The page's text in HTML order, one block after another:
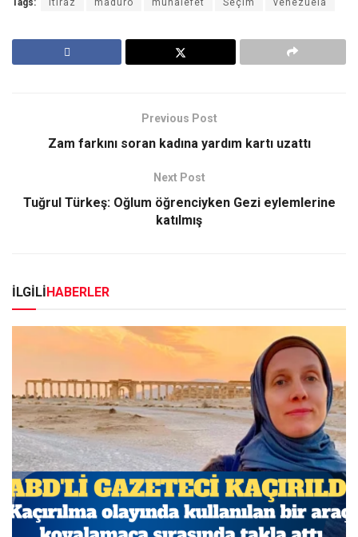
Tags: itiraz maduro muhalefet Seçim venezuela
Previous Post
Zam farkını soran kadına yardım kartı uzattı
Next Post
Tuğrul Türkeş: Oğlum öğrenciyken Gezi eylemlerine
katılmış
İLGİLİ HABERLER